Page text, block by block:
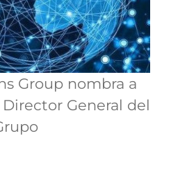
Group nombra a
General del